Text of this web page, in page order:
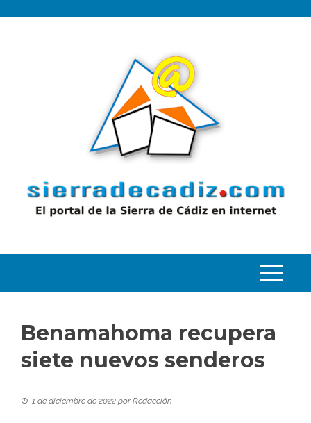
Benamahoma recupera
siete nuevos senderos
1 de diciembre de 2022 porRedacción